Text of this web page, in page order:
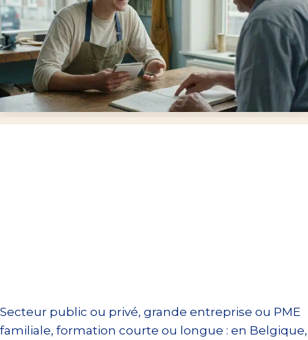
Secteur public ou privé, grande entreprise ou PME
familiale, formation courte ou longue : en Belgique,